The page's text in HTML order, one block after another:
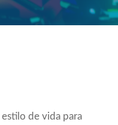
estilo de vida para